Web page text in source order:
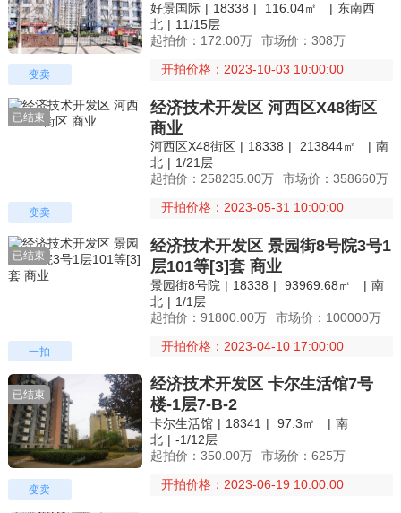
变卖
际）
好景国际 | 18338 | 116.04㎡ | 东南西
北 | 11/15层
起拍价：172.00万
市场价：308万
开拍价格：2023-10-03 10:00:00
变卖
经济技术开发区 河西区X48街区
商业
河西区X48街区 | 18338 | 213844㎡ | 南
北 | 1/21层
起拍价：258235.00万
市场价：358660万
开拍价格：2023-05-31 10:00:00
已结束
一拍
经济技术开发区 景园街8号院3号1
层101等[3]套 商业
景园街8号院 | 18338 | 93969.68㎡ | 南
北 | 1/1层
起拍价：91800.00万
市场价：100000万
开拍价格：2023-04-10 17:00:00
已结束
变卖
经济技术开发区 卡尔生活馆7号
楼-1层7-B-2
卡尔生活馆 | 18341 | 97.3㎡ | 南
北 | -1/12层
起拍价：350.00万
市场价：625万
开拍价格：2023-06-19 10:00:00
已结束